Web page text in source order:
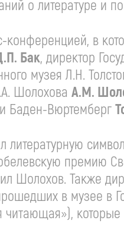
о литературе и
в
Бак, директор
музея Л.Н.
Шолохова А.М.
Баден-Вюртемберг
литературную
премию
Шолохов. Также
в музее в